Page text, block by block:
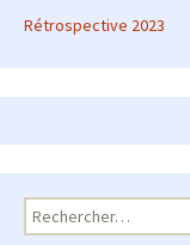
Rétrospective 2023
Rechercher :